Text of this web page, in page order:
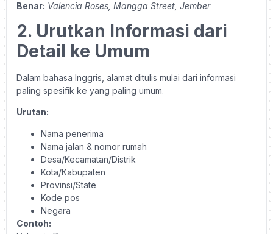
Benar: Valencia Roses, Mangga Street, Jember
2. Urutkan Informasi dari
Detail ke Umum
Dalam bahasa Inggris, alamat ditulis mulai dari informasi
paling spesifik ke yang paling umum.
Urutan:
Nama penerima
Nama jalan & nomor rumah
Desa/Kecamatan/Distrik
Kota/Kabupaten
Provinsi/State
Kode pos
Negara
Contoh: